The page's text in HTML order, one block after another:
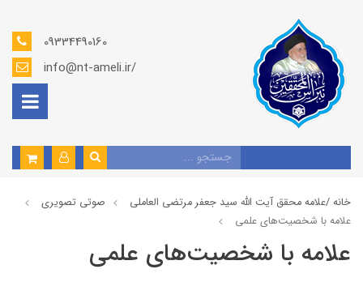
09334490160
info@nt-ameli.ir/
خانه /علامه محقق آیت الله سید جعفر مرتضی العاملی
صوتي تصويري
علامه با شخصیت‌های علمی
علامه با شخصیت‌های علمی